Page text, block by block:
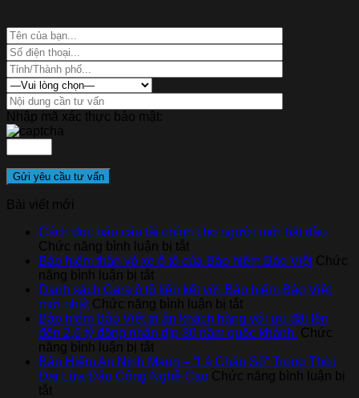
Nhập mã xác thực bảo mật:
Bài viết mới
Cách đọc báo cáo tài chính cho người mới bắt đầu
Chức năng bình luận bị tắtở
Cách
báo
cáo
tài
chính
người
mới
Bảo hiểm thân vỏ xe ô tô của Bảo hiểm Bảo Việt Chức
năng bình luận bị tắtở
Bảo
hiểm
thân
vỏ
xe
ô
tô
Danh sách Gara ô tô liên kết với Bảo hiểm Bảo Việt
mới nhất Chức năng bình luận bị tắtở
Danh
sách
ô
tô
Bảo hiểm Bảo Việt tri ân khách hàng với ưu đãi lên
đến 2,6 tỷ đồng nhân dịp 80 năm quốc khánh. Chức
năng bình luận bị tắtở
Bảo
hiểm
Bảo Hiểm An Ninh Mạng – “Lá Chắn Số” Trong Thời
Đại Lừa Đảo Công Nghệ Cao Chức năng bình luận bị
tắtở